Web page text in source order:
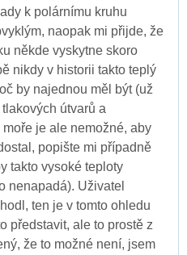
k polárnímu kruhu
naopak mi přijde, že
někde vyskytne skoro
nikdy v historii takto teplý
by najednou měl být (už
útvarů a
je ale nemožné, aby
popište mi případně
takto vysoké teploty
nenapadá). Uživatel
ten je v tomto ohledu
představit, ale to prostě z
že to možné není, jsem